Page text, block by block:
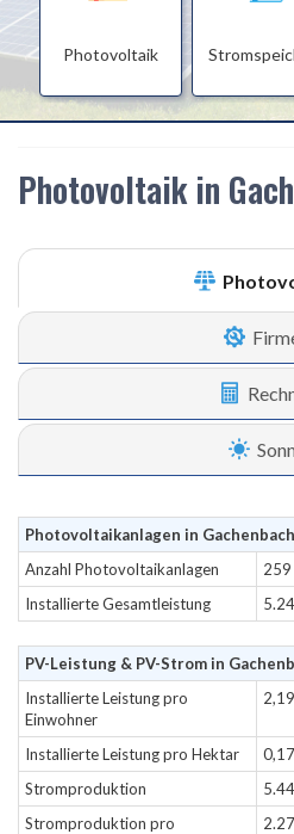
Photovoltaik
Photovoltaik in
Photovoltaikanlagen in Gachenbach
Anzahl Photovoltaikanlagen
259
Installierte Gesamtleistung
PV-Leistung & PV-Strom in
Installierte Leistung pro
Einwohner
Installierte Leistung pro Hektar
Stromproduktion
Stromproduktion pro